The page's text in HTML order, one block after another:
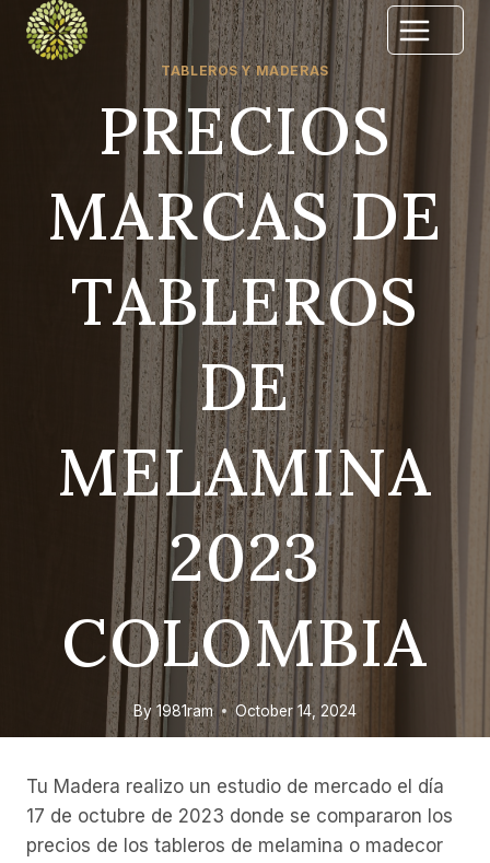
Skip
TABLEROS Y MADERAS
PRECIOS
MARCAS DE
TABLEROS
DE
MELAMINA
2023
COLOMBIA
By 1981ram October 14, 2024
Tu Madera realizo un estudio de mercado el día
17 de octubre de 2023 donde se compararon los
precios de los tableros de melamina o madecor